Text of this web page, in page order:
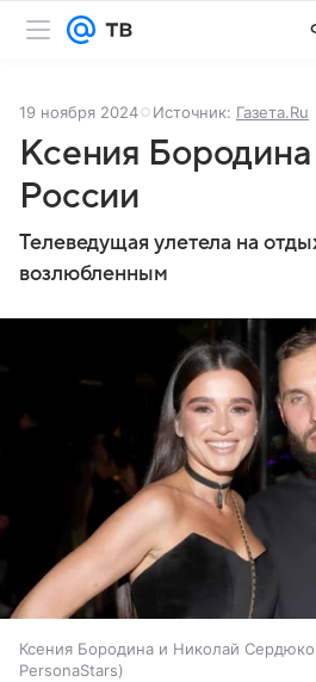
19 ноября 2024 Источник: Газета.Ru
Ксения Бородина
России
Телеведущая улетела на
возлюбленным
Ксения Бородина и Николай
PersonaStars